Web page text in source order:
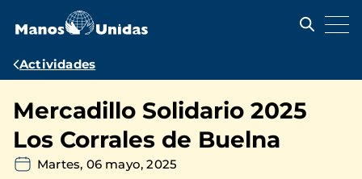
contenido
Ruta
navegación
Actividades
Mercadillo Solidario 2025
Los Corrales de Buelna
Martes, 06 mayo, 2025